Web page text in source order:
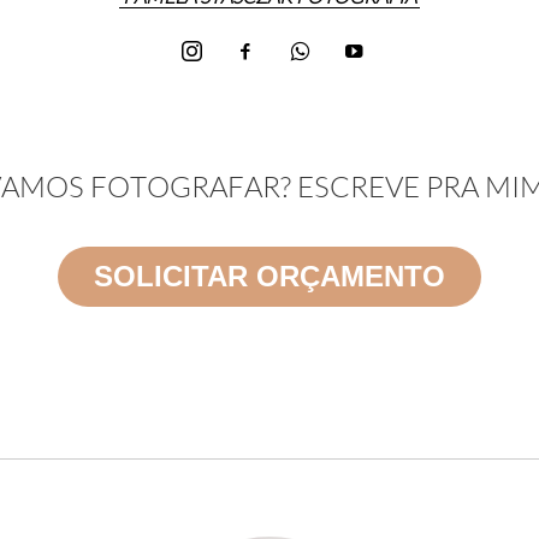
FOTOGRAFAR? ESCREVE PRA
SOLICITAR ORÇAMENTO